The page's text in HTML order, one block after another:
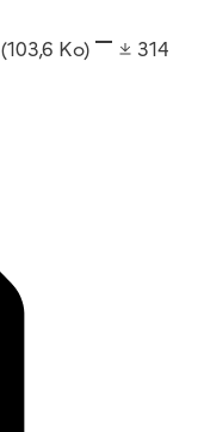
(103,6 Ko)
314